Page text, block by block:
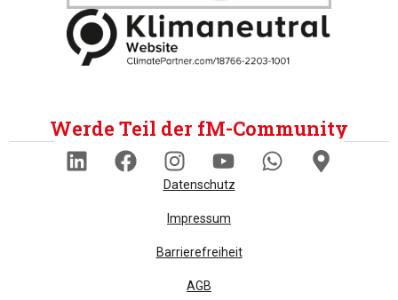
Werde Teil der fM-Community
Datenschutz
Impressum
Barrierefreiheit
AGB